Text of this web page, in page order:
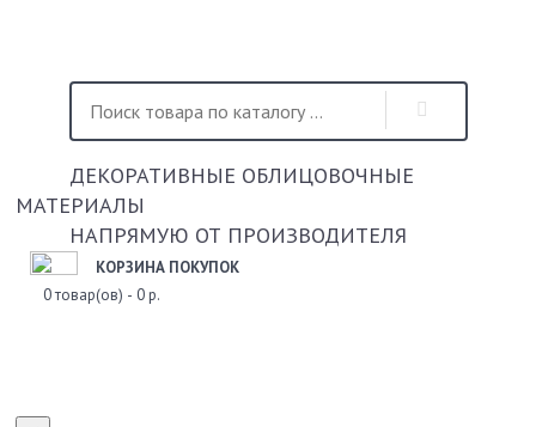
ДЕКОРАТИВНЫЕ ОБЛИЦОВОЧНЫЕ
МАТЕРИАЛЫ
НАПРЯМУЮ ОТ ПРОИЗВОДИТЕЛЯ
КОРЗИНА ПОКУПОК
0 товар(ов) - 0 р.